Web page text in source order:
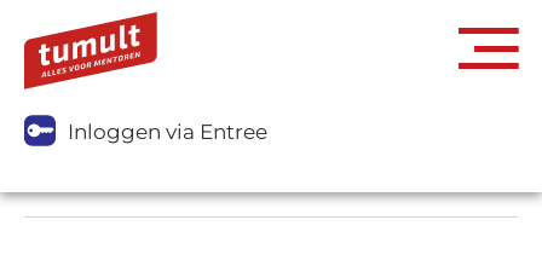
Inloggen via Entree